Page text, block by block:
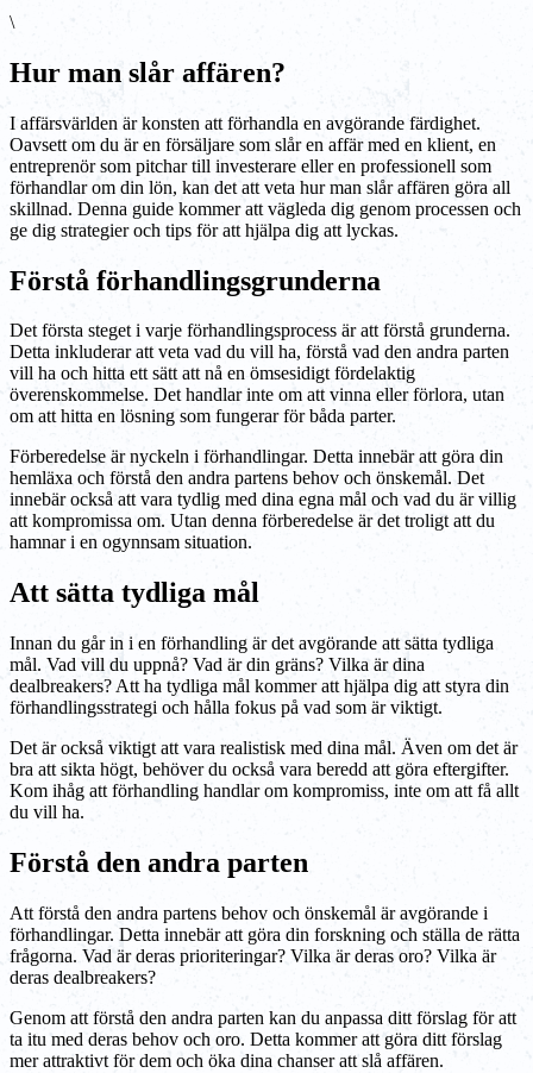
\
Hur man slår affären?
I affärsvärlden är konsten att förhandla en avgörande färdighet.
Oavsett om du är en försäljare som slår en affär med en klient, en
entreprenör som pitchar till investerare eller en professionell som
förhandlar om din lön, kan det att veta hur man slår affären göra all
skillnad. Denna guide kommer att vägleda dig genom processen och
ge dig strategier och tips för att hjälpa dig att lyckas.
Förstå förhandlingsgrunderna
Det första steget i varje förhandlingsprocess är att förstå grunderna.
Detta inkluderar att veta vad du vill ha, förstå vad den andra parten
vill ha och hitta ett sätt att nå en ömsesidigt fördelaktig
överenskommelse. Det handlar inte om att vinna eller förlora, utan
om att hitta en lösning som fungerar för båda parter.
Förberedelse är nyckeln i förhandlingar. Detta innebär att göra din
hemläxa och förstå den andra partens behov och önskemål. Det
innebär också att vara tydlig med dina egna mål och vad du är villig
att kompromissa om. Utan denna förberedelse är det troligt att du
hamnar i en ogynnsam situation.
Att sätta tydliga mål
Innan du går in i en förhandling är det avgörande att sätta tydliga
mål. Vad vill du uppnå? Vad är din gräns? Vilka är dina
dealbreakers? Att ha tydliga mål kommer att hjälpa dig att styra din
förhandlingsstrategi och hålla fokus på vad som är viktigt.
Det är också viktigt att vara realistisk med dina mål. Även om det är
bra att sikta högt, behöver du också vara beredd att göra eftergifter.
Kom ihåg att förhandling handlar om kompromiss, inte om att få allt
du vill ha.
Förstå den andra parten
Att förstå den andra partens behov och önskemål är avgörande i
förhandlingar. Detta innebär att göra din forskning och ställa de rätta
frågorna. Vad är deras prioriteringar? Vilka är deras oro? Vilka är
deras dealbreakers?
Genom att förstå den andra parten kan du anpassa ditt förslag för att
ta itu med deras behov och oro. Detta kommer att göra ditt förslag
mer attraktivt för dem och öka dina chanser att slå affären.